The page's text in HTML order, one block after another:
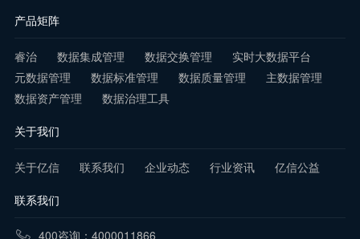
产品矩阵
睿治 数据集成管理 数据交换管理
实时大数据平台
元数据管理
数据标准管理 数据质量管理
主数据管理
数据资产管理
数据治理工具
关于我们
关于亿信 联系我们 企业动态 行业资讯 亿信公益
联系我们
400咨询：4000011866